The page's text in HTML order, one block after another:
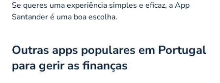
Se queres uma experiência simples e eficaz, a App
Santander é uma boa escolha.
Outras apps populares em Portugal
para gerir as finanças